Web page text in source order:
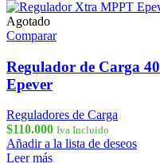
Agotado
Comparar
Regulador de Carga
Epever
Reguladores de Carga
$110.000 Iva Incluido
Añadir a la lista de deseos
Leer más